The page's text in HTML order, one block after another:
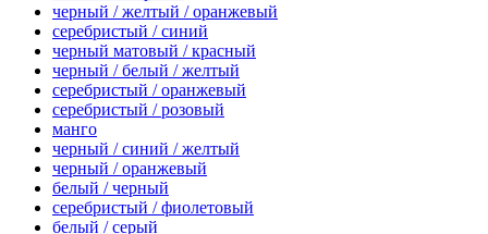
черный / желтый / оранжевый
серебристый / синий
черный матовый / красный
черный / белый / желтый
серебристый / оранжевый
серебристый / розовый
манго
черный / синий / желтый
черный / оранжевый
белый / черный
серебристый / фиолетовый
белый / серый